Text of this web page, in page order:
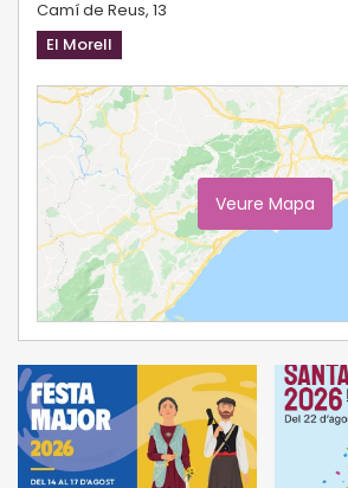
Camí de Reus, 13
El Morell
Veure Mapa